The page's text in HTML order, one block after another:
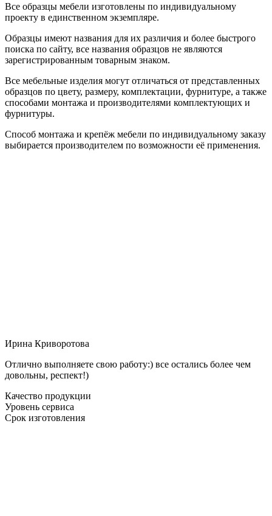
Все образцы мебели изготовлены по индивидуальному
проекту в единственном экземпляре.
Образцы имеют названия для их различия и более быстрого
поиска по сайту, все названия образцов не являются
зарегистрированным товарным знаком.
Все мебельные изделия могут отличаться от представленных
образцов по цвету, размеру, комплектации, фурнитуре, а также
способами монтажа и производителями комплектующих и
фурнитуры.
Способ монтажа и крепёж мебели по индивидуальному заказу
выбирается производителем по возможности её применения.
Ирина Криворотова
Отлично выполняете свою работу:) все остались более чем
довольны, респект!)
Качество продукции
Уровень сервиса
Срок изготовления